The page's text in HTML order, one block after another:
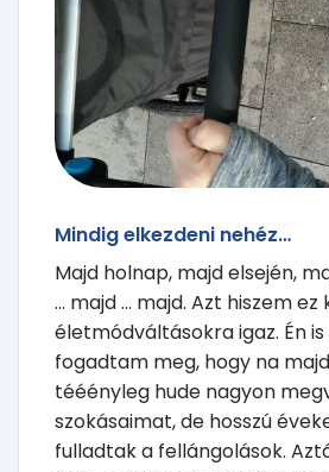
Mindig elkezdeni nehéz…
Majd holnap, majd elsején,
... majd ... majd. Azt hiszem
életmódváltásokra igaz. Én
fogadtam meg, hogy na
tééényleg hude nagyon
szokásaimat, de hosszú
fulladtak a fellángolások.